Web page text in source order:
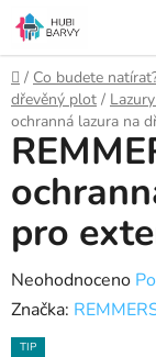
Přejít
na
obsah
Domů
/ Co budete
dřevěný plot /
ochranná lazura na
pro
Průměrné
hodnocení
produktu
Neohodnoceno
Značka:
TIP